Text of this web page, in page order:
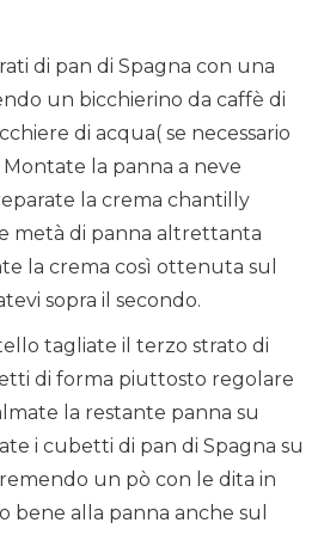
di pan di Spagna con una
un bicchierino da caffè di
di acqua( se necessario
la panna a neve
la crema chantilly
metà di panna altrettanta
la crema così ottenuta sul
sopra il secondo.
tagliate il terzo strato di
di forma piuttosto regolare
la restante panna su
i cubetti di pan di Spagna su
un pò con le dita in
bene alla panna anche sul